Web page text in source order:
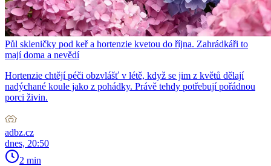
Půl skleničky pod keř a hortenzie kvetou do října. Zahrádkáři to
mají doma a nevědí
Hortenzie chtějí péči obzvlášť v létě, když se jim z květů dělají
nadýchané koule jako z pohádky. Právě tehdy potřebují pořádnou
porci živin.
adbz.cz
dnes, 20:50
2 min